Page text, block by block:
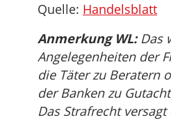
Quelle: Handelsblatt
Anmerkung WL:Das
Angelegenheiten der
die Täter zu Beratern
der Banken zu
Das Strafrecht